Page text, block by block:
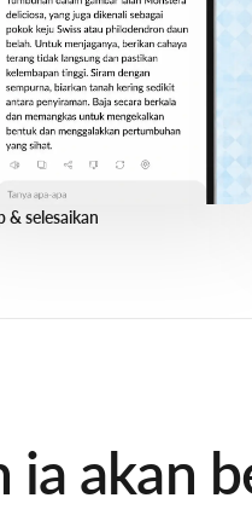
& selesaikan
ia akan